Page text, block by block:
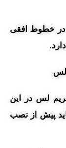
در خطوط افقی
لس در این
پیش از نصب